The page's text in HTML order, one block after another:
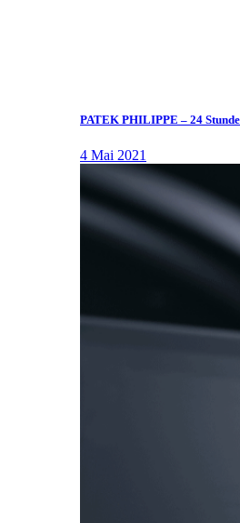
PATEK PHILIPPE – 24
4 Mai 2021